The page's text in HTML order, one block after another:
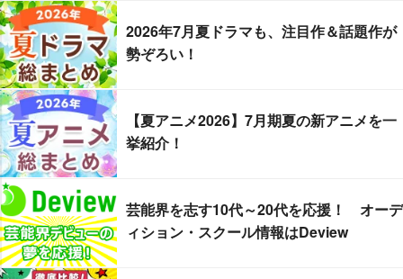
2026年7月夏ドラマも、注目作＆話題作が
勢ぞろい！
【夏アニメ2026】7月期夏の新アニメを一
挙紹介！
芸能界を志す10代～20代を応援！ オーデ
ィション・スクール情報はDeview